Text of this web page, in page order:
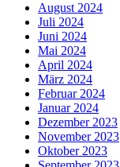
August 2024
Juli 2024
Juni 2024
Mai 2024
April 2024
März 2024
Februar 2024
Januar 2024
Dezember 2023
November 2023
Oktober 2023